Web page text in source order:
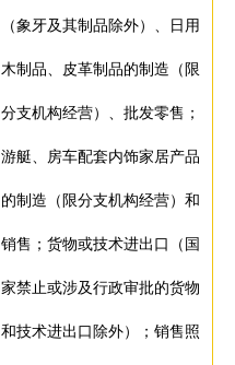
（象牙及其制品除外）、日用
木制品、皮革制品的制造（限
分支机构经营）、批发零售；
游艇、房车配套内饰家居产品
的制造（限分支机构经营）和
销售；货物或技术进出口（国
家禁止或涉及行政审批的货物
和技术进出口除外）；销售照